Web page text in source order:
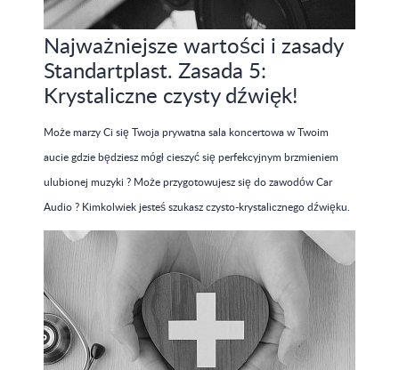
Najważniejsze wartości i zasady
Standartplast. Zasada 5:
Krystaliczne czysty dźwięk!
Może marzy Ci się Twoja prywatna sala koncertowa w Twoim
aucie gdzie będziesz mógł cieszyć się perfekcyjnym brzmieniem
ulubionej muzyki ? Może przygotowujesz się do zawodów Car
Audio ? Kimkolwiek jesteś szukasz czysto-krystalicznego dźwięku.